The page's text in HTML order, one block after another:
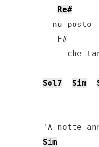
Re#
'nu posto
F#
che
Sol7 Sim
Sim